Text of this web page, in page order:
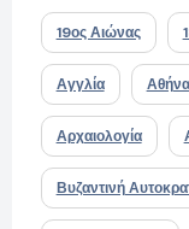
19ος Αιώνας
Αγγλία Αθήνα
Αρχαιολογία
Βυζαντινή